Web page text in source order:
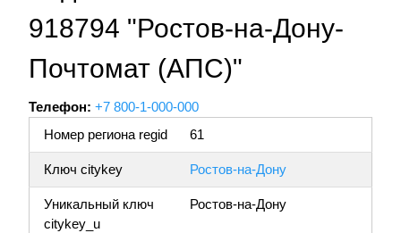
918794 "Ростов-на-Дону-
Почтомат (АПС)"
Телефон: +7 800-1-000-000
Номер региона regid
61
Ключ citykey Ростов-на-Дону
Уникальный ключ
citykey_u
Ростов-на-Дону